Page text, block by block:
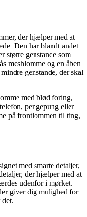
der hjælper med at
Den har blandt andet
større genstande som
meshlomme og en åben
genstande, der skal
med blød foring,
pengepung eller
på frontlommen til ting,
med smarte detaljer,
der hjælper med at
udenfor i mørket.
giver dig mulighed for